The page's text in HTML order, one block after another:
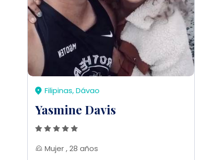
Filipinas, Dávao
Yasmine Davis
Mujer , 28 años